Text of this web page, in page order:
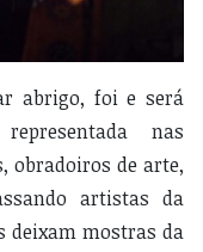
abrigo, foi e será
nas
obradoiros de arte,
artistas da
deixam mostras da